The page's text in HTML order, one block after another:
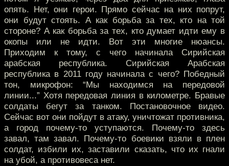
опять. Нет, они герои. Прямо сейчас на них попрут,
они будут стоять. А как борьба за тех, кто на той
стороне? А как борьба за тех, кто думает идти ему в
окопы или не идти. Вот эти многие нюансы.
Приходим к тому, с чего начинала Сирийская
арабская республика. Сирийская Арабская
республика в 2011 году начинала с чего? Победный
тон, микрофон: “Мы находимся на передовой
линии...” Хотя передовая линия в километре. Бравые
солдаты бегут за танком. Постановочное видео.
Сейчас вот они пойдут в атаку, уничтожат противника,
а город почему-то уступаются. Почему-то здесь
завал, там завал. Почему-то боевики взяли в плен
солдат, избили их, заставили сказать, что их гнали
на убой, а противовеса нет.